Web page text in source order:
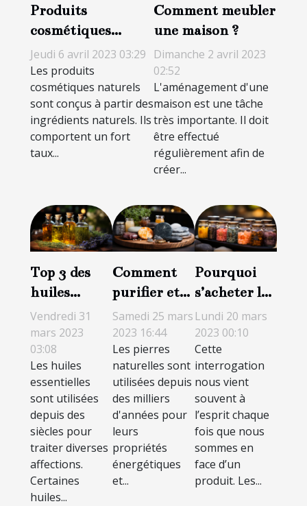
Produits
cosmétiques
naturels : les
incontournable
pour la peau
Jeudi 6 avril 2023 03:29
Les produits
cosmétiques naturels
sont conçus à partir des
ingrédients naturels. Ils
comportent un fort
taux...
Comment meubler
une maison ?
Dimanche 2 avril 2023
02:52
L'aménagement d'une
maison est une tâche
très importante. Il doit
être effectué
régulièrement afin de
créer...
Top 3 des
huiles
essentielles
les plus
efficaces
Vendredi 31
mars 2023
03:08
Les huiles
essentielles
sont utilisées
depuis des
siècles pour
traiter diverses
affections.
Certaines
huiles...
Comment
purifier et
recharger
une pierre
naturelle ?
Samedi 25 mars
2023 16:44
Les pierres
naturelles sont
utilisées depuis
des milliers
d'années pour
leurs
propriétés
énergétiques
et...
Pourquoi
s’acheter les
résines de
CBD en
ligne ?
Lundi 20 mars
2023 00:10
Cette
interrogation
nous vient
souvent à
l’esprit chaque
fois que nous
sommes en
face d’un
produit. Les...